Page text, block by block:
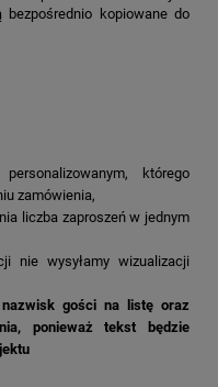
bezpośrednio kopiowane do
którego
zamówienia,
liczba zaproszeń w jednym
nie wysyłamy wizualizacji
gości na listę oraz
ponieważ tekst będzie